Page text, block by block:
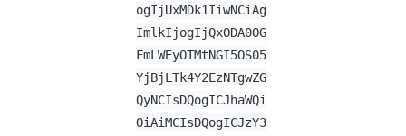
ogIjUxMDk1IiwNCiAg
ImlkIjogIjQxODA0OG
FmLWEyOTMtNGI5OS05
YjBjLTk4Y2EzNTgwZG
QyNCIsDQogICJhaWQi
OiAiMCIsDQogICJzY3